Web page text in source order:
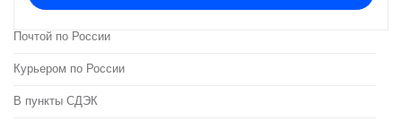
Почтой по России
Курьером по России
В пункты СДЭК